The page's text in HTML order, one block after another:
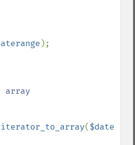
);
array
iterator_to_array(